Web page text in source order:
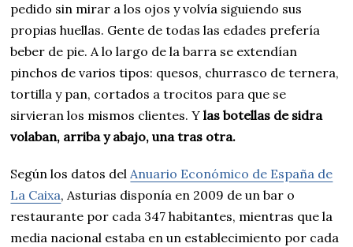
pedido sin mirar a los ojos y volvía siguiendo sus
propias huellas. Gente de todas las edades prefería
beber de pie. A lo largo de la barra se extendían
pinchos de varios tipos: quesos, churrasco de ternera,
tortilla y pan, cortados a trocitos para que se
sirvieran los mismos clientes. Ylas botellas de sidra
volaban, arriba y abajo, una tras otra.
Según los datos delAnuario Económico de España de
La Caixa, Asturias disponía en 2009 de un bar o
restaurante por cada 347 habitantes, mientras que la
media nacional estaba en un establecimiento por cada